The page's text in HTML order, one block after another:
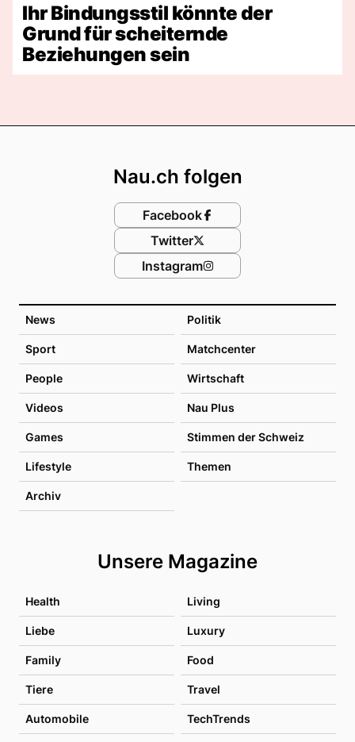
Ihr Bindungsstil könnte der
Grund für scheiternde
Beziehungen sein
News Politik
Sport Matchcenter
People Wirtschaft
Videos Nau Plus
Games Stimmen der Schweiz
Lifestyle Themen
Archiv
Unsere Magazine
Health Living
Liebe Luxury
Family Food
Tiere Travel
Automobile TechTrends
Nau.ch folgen
Facebook
Twitter
Instagram